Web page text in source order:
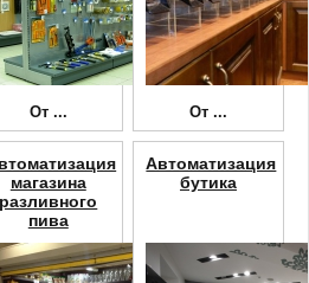
От ... От ...
магазина
разливного
пива
Автоматизация
бутика